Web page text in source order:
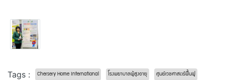
Tags : Chersery Home International โรงพยาบาลผู้สูงอายุ ศูนย์เวชศาสตร์ฟื้นฟู